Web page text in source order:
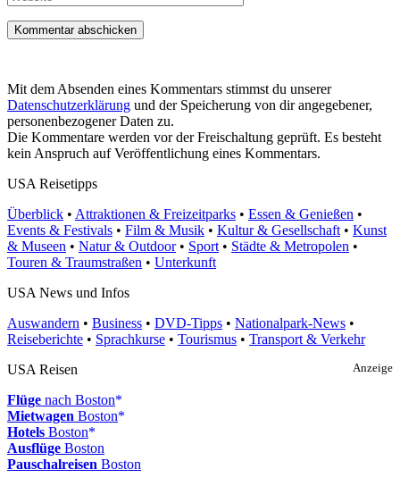
Mit dem Absenden eines Kommentars stimmst du unserer
Datenschutzerklärung und der Speicherung von dir angegebener,
personenbezogener Daten zu.
Die Kommentare werden vor der Freischaltung geprüft. Es besteht
kein Anspruch auf Veröffentlichung eines Kommentars.
USA Reisetipps
Überblick • Attraktionen & Freizeitparks • Essen & Genießen •
Events & Festivals • Film & Musik • Kultur & Gesellschaft • Kunst
& Museen • Natur & Outdoor• Sport • Städte & Metropolen •
Touren & Traumstraßen • Unterkunft
USA News und Infos
Auswandern • Business • DVD-Tipps • Nationalpark-News •
Reiseberichte • Sprachkurse • Tourismus • Transport & Verkehr
Anzeige
USA Reisen
Flüge nach Boston
Mietwagen Boston
Hotels Boston
Ausflüge Boston
Pauschalreisen Boston